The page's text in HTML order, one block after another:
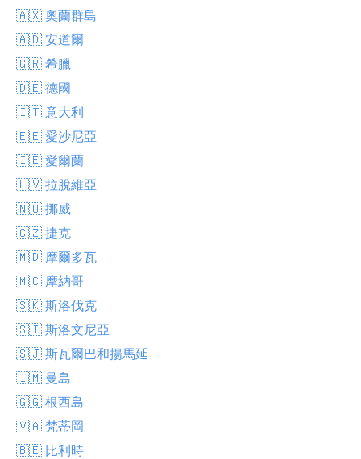
🇦🇽 奧蘭群島
🇦🇩 安道爾
🇬🇷 希臘
🇩🇪 德國
🇮🇹 意大利
🇪🇪 愛沙尼亞
🇮🇪 愛爾蘭
🇱🇻 拉脫維亞
🇳🇴 挪威
🇨🇿 捷克
🇲🇩 摩爾多瓦
🇲🇨 摩納哥
🇸🇰 斯洛伐克
🇸🇮 斯洛文尼亞
🇸🇯 斯瓦爾巴和揚馬延
🇮🇲 曼島
🇬🇬 根西島
🇻🇦 梵蒂岡
🇧🇪 比利時